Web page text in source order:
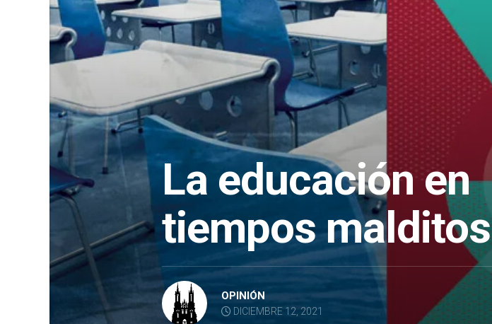
La educación en
tiempos malditos
OPINIÓN
DICIEMBRE 12, 2021